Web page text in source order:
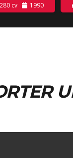
280cv 1990